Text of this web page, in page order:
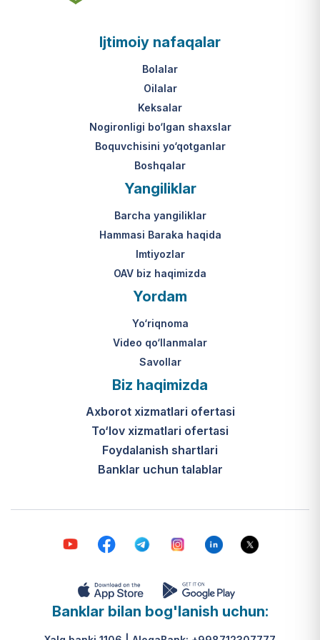
asosi nima?
(1-ilova, 6-band "j" va "l" kichik
jumladan, vasiylik, homiylik yoki
Ushbu xizmatning huquqiy
O‘zbekiston Respublikasi VMQ-893
hamda amaldagi imtiyozlar
to‘g‘risidagi qonunchilik.
Ijtimoiy nafaqalar
Bolalar
Oilalar
Keksalar
Nogironligi bo‘lgan shaxslar
Boquvchisini yo‘qotganlar
Boshqalar
Yangiliklar
Barcha yangiliklar
Hammasi Baraka haqida
Imtiyozlar
OAV biz haqimizda
Yordam
Yo‘riqnoma
Video qo‘llanmalar
Savollar
Biz haqimizda
Axborot xizmatlari ofertasi
To‘lov xizmatlari ofertasi
Foydalanish shartlari
Banklar uchun talablar
Banklar bilan bog'lanish uchun: